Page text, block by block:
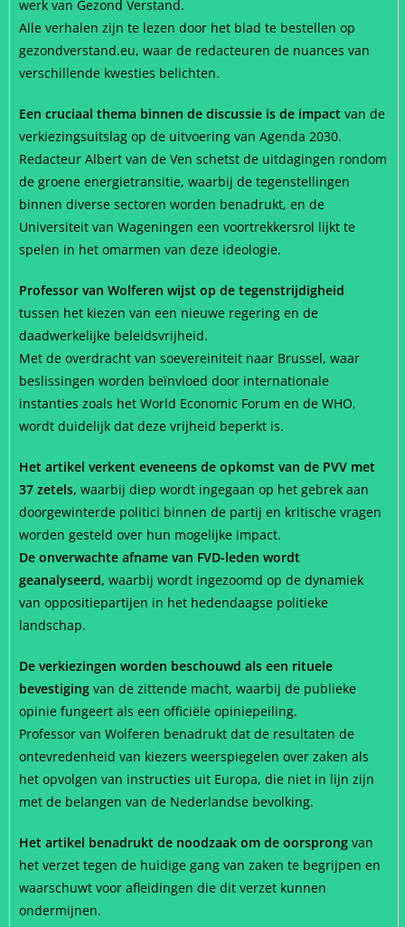
werk van Gezond Verstand.
Alle verhalen zijn te lezen door het blad te bestellen op
gezondverstand.eu, waar de redacteuren de nuances van
verschillende kwesties belichten.
Een cruciaal thema binnen de discussie is de impact van de
verkiezingsuitslag op de uitvoering van Agenda 2030.
Redacteur Albert van de Ven schetst de uitdagingen rondom
de groene energietransitie, waarbij de tegenstellingen
binnen diverse sectoren worden benadrukt, en de
Universiteit van Wageningen een voortrekkersrol lijkt te
spelen in het omarmen van deze ideologie.
Professor van Wolferen wijst op de tegenstrijdigheid
tussen het kiezen van een nieuwe regering en de
daadwerkelijke beleidsvrijheid.
Met de overdracht van soevereiniteit naar Brussel, waar
beslissingen worden beïnvloed door internationale
instanties zoals het World Economic Forum en de WHO,
wordt duidelijk dat deze vrijheid beperkt is.
Het artikel verkent eveneens de opkomst van de PVV met
37 zetels, waarbij diep wordt ingegaan op het gebrek aan
doorgewinterde politici binnen de partij en kritische vragen
worden gesteld over hun mogelijke impact.
De onverwachte afname van FVD-leden wordt
geanalyseerd, waarbij wordt ingezoomd op de dynamiek
van oppositiepartijen in het hedendaagse politieke
landschap.
De verkiezingen worden beschouwd als een rituele
bevestiging van de zittende macht, waarbij de publieke
opinie fungeert als een officiële opiniepeiling.
Professor van Wolferen benadrukt dat de resultaten de
ontevredenheid van kiezers weerspiegelen over zaken als
het opvolgen van instructies uit Europa, die niet in lijn zijn
met de belangen van de Nederlandse bevolking.
Het artikel benadrukt de noodzaak om de oorsprong van
het verzet tegen de huidige gang van zaken te begrijpen en
waarschuwt voor afleidingen die dit verzet kunnen
ondermijnen.